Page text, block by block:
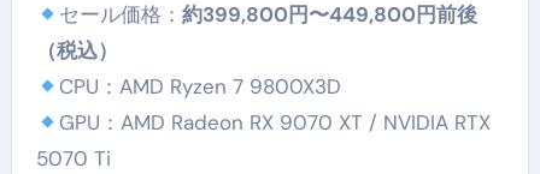
セール価格：約399,800円〜449,800円前後
（税込）
CPU：AMD Ryzen 7 9800X3D
GPU：AMD Radeon RX 9070 XT / NVIDIA RTX
5070 Ti